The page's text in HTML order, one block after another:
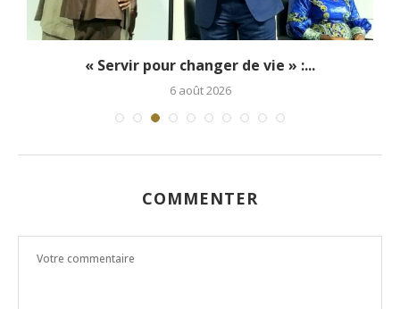
« Servir pour changer de vie » :...
6 août 2026
COMMENTER